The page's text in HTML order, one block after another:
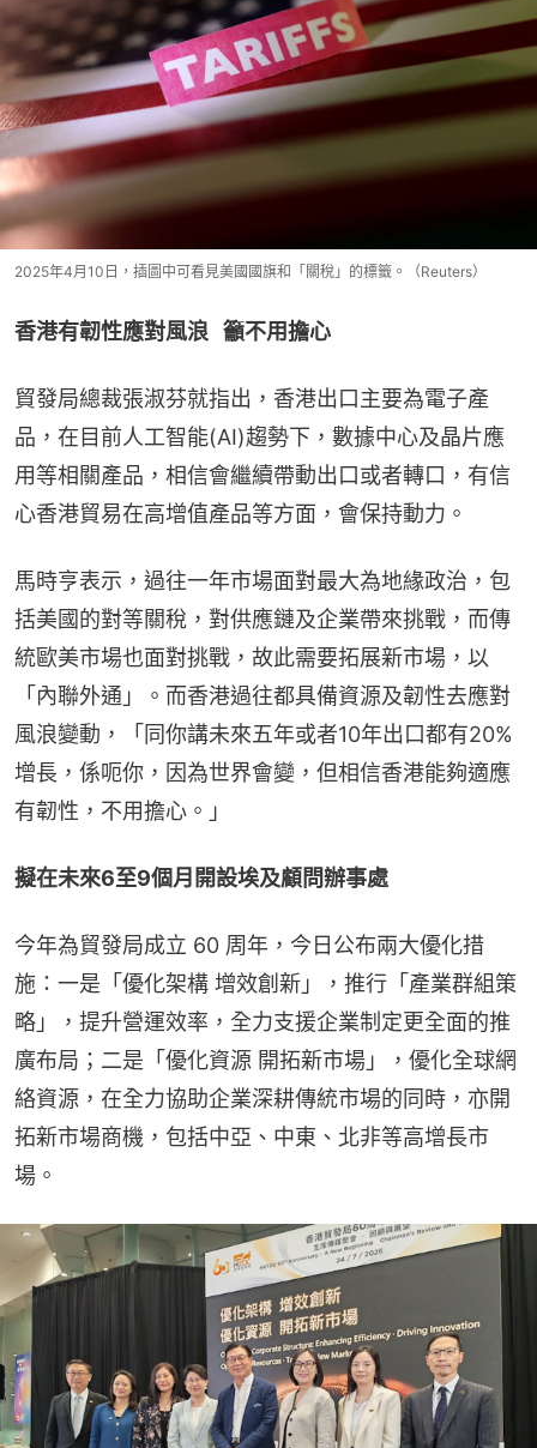
2025年4月10日，插圖中可看見美國國旗和「關稅」的標籤。（Reuters）
香港有韌性應對風浪   籲不用擔心
貿發局總裁張淑芬就指出，香港出口主要為電子產
品，在目前人工智能(AI)趨勢下，數據中心及晶片應
用等相關產品，相信會繼續帶動出口或者轉口，有信
心香港貿易在高增值產品等方面，會保持動力。
馬時亨表示，過往一年市場面對最大為地緣政治，包
括美國的對等關稅，對供應鏈及企業帶來挑戰，而傳
統歐美市場也面對挑戰，故此需要拓展新市場，以
「內聯外通」。而香港過往都具備資源及韌性去應對
風浪變動，「同你講未來五年或者10年出口都有20%
增長，係呃你，因為世界會變，但相信香港能夠適應
有韌性，不用擔心。」
擬在未來6至9個月開設埃及顧問辦事處
今年為貿發局成立 60 周年，今日公布兩大優化措
施：一是「優化架構 增效創新」，推行「產業群組策
略」，提升營運效率，全力支援企業制定更全面的推
廣布局；二是「優化資源 開拓新市場」，優化全球網
絡資源，在全力協助企業深耕傳統市場的同時，亦開
拓新市場商機，包括中亞、中東、北非等高增長市
場。